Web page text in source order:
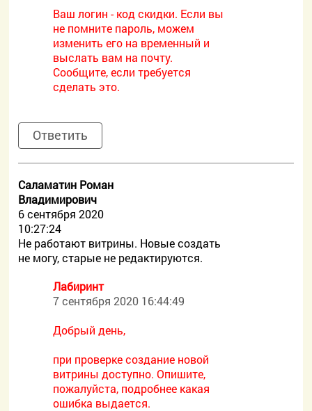
Ваш логин - код скидки. Если вы
не помните пароль, можем
изменить его на временный и
выслать вам на почту.
Сообщите, если требуется
сделать это.
Ответить
Саламатин Роман
Владимирович
6 сентября 2020
10:27:24
Не работают витрины. Новые создать
не могу, старые не редактируются.
Лабиринт
7 сентября 2020 16:44:49
Добрый день,
при проверке создание новой
витрины доступно. Опишите,
пожалуйста, подробнее какая
ошибка выдается.